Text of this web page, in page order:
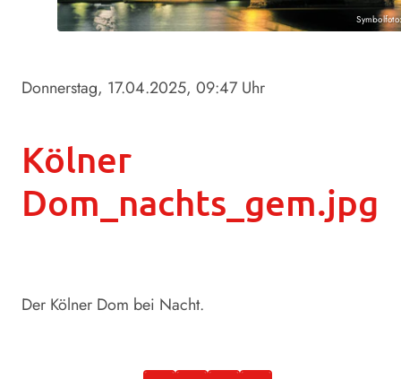
Donnerstag, 17.04.2025, 09:47 Uhr
Kölner
Dom_nachts_gem.jpg
Der Kölner Dom bei Nacht.